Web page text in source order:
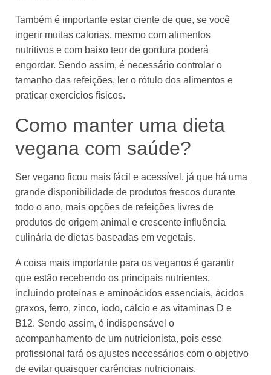
Também é importante estar ciente de que, se você
ingerir muitas calorias, mesmo com alimentos
nutritivos e com baixo teor de gordura poderá
engordar. Sendo assim, é necessário controlar o
tamanho das refeições, ler o rótulo dos alimentos e
praticar exercícios físicos.
Como manter uma dieta
vegana com saúde?
Ser vegano ficou mais fácil e acessível, já que há uma
grande disponibilidade de produtos frescos durante
todo o ano, mais opções de refeições livres de
produtos de origem animal e crescente influência
culinária de dietas baseadas em vegetais.
A coisa mais importante para os veganos é garantir
que estão recebendo os principais nutrientes,
incluindo proteínas e aminoácidos essenciais, ácidos
graxos, ferro, zinco, iodo, cálcio e as vitaminas D e
B12. Sendo assim, é indispensável o
acompanhamento de um nutricionista, pois esse
profissional fará os ajustes necessários com o objetivo
de evitar quaisquer carências nutricionais.